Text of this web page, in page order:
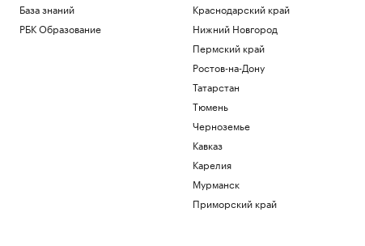
База знаний
РБК Образование
Краснодарский край
Нижний Новгород
Пермский край
Ростов-на-Дону
Татарстан
Тюмень
Черноземье
Кавказ
Карелия
Мурманск
Приморский край